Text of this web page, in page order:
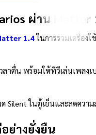
ผ่าน Matter
1.4ในการรวมเครื่อ
าตื่น พร้อมให้ทีวีเล่นเพลง
Silent ในตู้เย็นและลดควา
ย่างยั่งยืน